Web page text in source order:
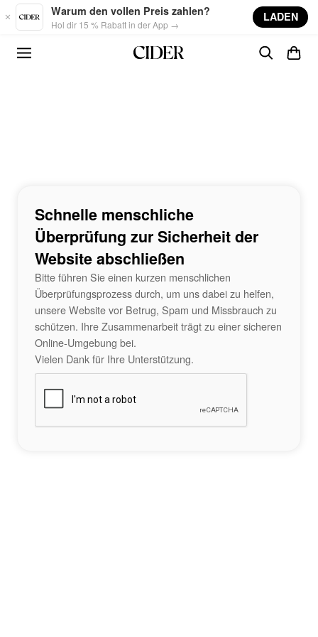
Skip to main content
Warum den vollen Preis zahlen?
Hol dir 15 % Rabatt in der App →
LADEN
Schnelle menschliche
Überprüfung zur Sicherheit der
Website abschließen
Bitte führen Sie einen kurzen menschlichen
Überprüfungsprozess durch, um uns dabei zu helfen,
unsere Website vor Betrug, Spam und Missbrauch zu
schützen. Ihre Zusammenarbeit trägt zu einer sicheren
Online-Umgebung bei.
Vielen Dank für Ihre Unterstützung.